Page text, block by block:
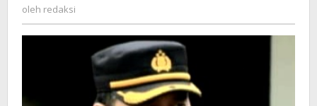
oleh redaksi